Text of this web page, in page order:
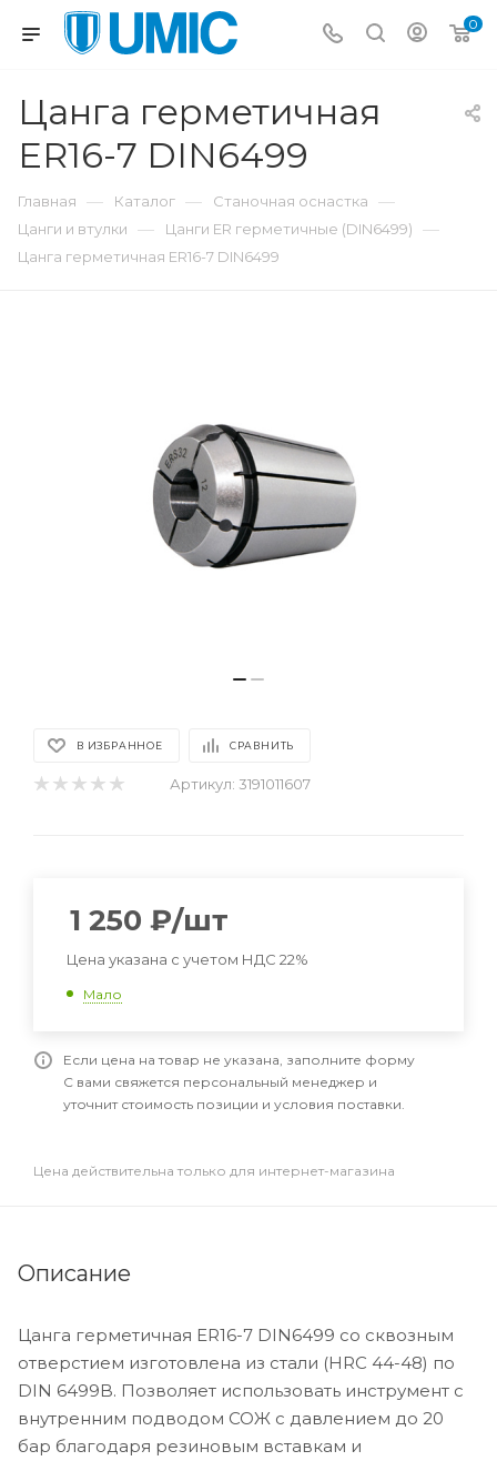
0
Цанга герметичная
ER16-7 DIN6499
Главная — Каталог — Станочная оснастка —
Цанги и втулки — Цанги ER герметичные (DIN6499) —
Цанга герметичная ER16-7 DIN6499
В ИЗБРАННОЕ СРАВНИТЬ
Артикул: 3191011607
1 250 ₽/шт
Цена указана с учетом НДС 22%
Мало
Если цена на товар не указана, заполните форму
С вами свяжется персональный менеджер и
уточнит стоимость позиции и условия поставки.
Цена действительна только для интернет-магазина
Описание
Цанга герметичная ER16-7 DIN6499 со сквозным
отверстием изготовлена из стали (HRC 44-48) по
DIN 6499B. Позволяет использовать инструмент с
внутренним подводом СОЖ с давлением до 20
бар благодаря резиновым вставкам и